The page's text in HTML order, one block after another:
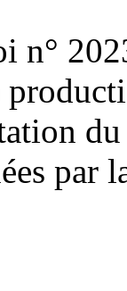
n°
par